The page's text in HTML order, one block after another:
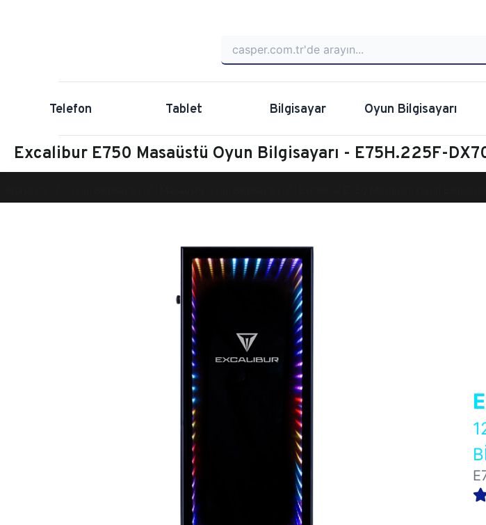
Telefon Tablet Bilgisayar Oyun Bilgisayarı
Excalibur E750 Masaüstü Oyun Bilgisayarı - E75H.225F-